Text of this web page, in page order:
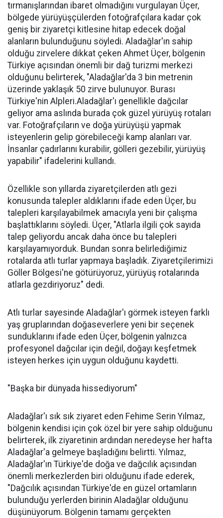
tırmanışlarından ibaret olmadığını vurgulayan Üçer,
bölgede yürüyüşçülerden fotoğrafçılara kadar çok
geniş bir ziyaretçi kitlesine hitap edecek doğal
alanların bulunduğunu söyledi. Aladağlar'ın sahip
olduğu zirvelere dikkat çeken Ahmet Üçer, bölgenin
Türkiye açısından önemli bir dağ turizmi merkezi
olduğunu belirterek, "Aladağlar'da 3 bin metrenin
üzerinde yaklaşık 50 zirve bulunuyor. Burası
Türkiye'nin Alpleri.Aladağlar'ı genellikle dağcılar
geliyor ama aslında burada çok güzel yürüyüş rotaları
var. Fotoğrafçıların ve doğa yürüyüşü yapmak
isteyenlerin gelip görebileceği kamp alanları var.
İnsanlar çadırlarını kurabilir, gölleri gezebilir, yürüyüş
yapabilir" ifadelerini kullandı.
Özellikle son yıllarda ziyaretçilerden atlı gezi
konusunda talepler aldıklarını ifade eden Üçer, bu
talepleri karşılayabilmek amacıyla yeni bir çalışma
başlattıklarını söyledi. Üçer, "Atlarla ilgili çok sayıda
talep geliyordu ancak daha önce bu talepleri
karşılayamıyorduk. Bundan sonra belirlediğimiz
rotalarda atlı turlar yapmaya başladık. Ziyaretçilerimizi
Göller Bölgesi'ne götürüyoruz, yürüyüş rotalarında
atlarla gezdiriyoruz" dedi.
Atlı turlar sayesinde Aladağlar'ı görmek isteyen farklı
yaş gruplarından doğaseverlere yeni bir seçenek
sunduklarını ifade eden Üçer, bölgenin yalnızca
profesyonel dağcılar için değil, doğayı keşfetmek
isteyen herkes için uygun olduğunu kaydetti.
"Başka bir dünyada hissediyorum"
Aladağlar'ı sık sık ziyaret eden Fehime Serin Yılmaz,
bölgenin kendisi için çok özel bir yere sahip olduğunu
belirterek, ilk ziyaretinin ardından neredeyse her hafta
Aladağlar'a gelmeye başladığını belirtti. Yılmaz,
Aladağlar'ın Türkiye'de doğa ve dağcılık açısından
önemli merkezlerden biri olduğunu ifade ederek,
"Dağcılık açısından Türkiye'de en güzel ortamların
bulunduğu yerlerden birinin Aladağlar olduğunu
düşünüyorum. Bölgenin tamamı gerçekten